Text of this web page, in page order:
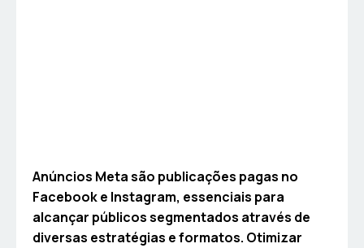
Anúncios Meta são publicações pagas no
Facebook e Instagram, essenciais para
alcançar públicos segmentados através de
diversas estratégias e formatos. Otimizar